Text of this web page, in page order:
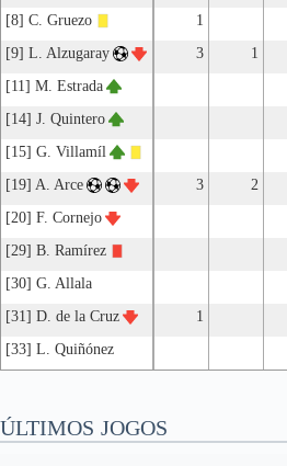
[8] C. Gruezo 1
[9] L. Alzugaray
3 1
[11] M. Estrada
[14] J. Quintero
[15] G. Villamíl
[19] A. Arce
3 2
[20] F. Cornejo
[29] B. Ramírez
[30] G. Allala
[31] D. de la Cruz
1
[33] L. Quiñónez
ÚLTIMOS JOGOS